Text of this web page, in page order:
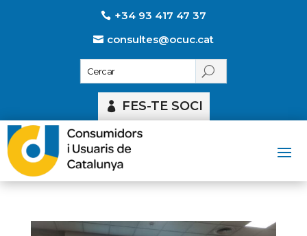
+34 93 417 47 37
consultes@ocuc.cat
FES-TE SOCI